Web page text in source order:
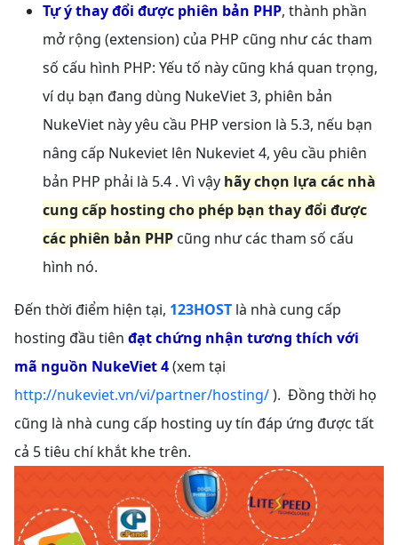
Tự ý thay đổi được phiên bản PHP, thành phần
mở rộng (extension) của PHP cũng như các tham
số cấu hình PHP: Yếu tố này cũng khá quan trọng,
ví dụ bạn đang dùng NukeViet 3, phiên bản
NukeViet này yêu cầu PHP version là 5.3, nếu bạn
nâng cấp Nukeviet lên Nukeviet 4, yêu cầu phiên
bản PHP phải là 5.4 . Vì vậy hãy chọn lựa các nhà
cung cấp hosting cho phép bạn thay đổi được
các phiên bản PHP cũng như các tham số cấu
hình nó.
Đến thời điểm hiện tại, 123HOST là nhà cung cấp
hosting đầu tiên đạt chứng nhận tương thích với
mã nguồn NukeViet 4(xem tại
http://nukeviet.vn/vi/partner/hosting/). Đồng thời họ
cũng là nhà cung cấp hosting uy tín đáp ứng được tất
cả 5 tiêu chí khắt khe trên.